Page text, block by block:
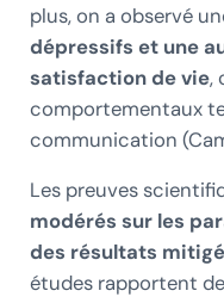
plus, on a observé
dépressifs et une
satisfaction de vie,
comportementaux
communication
Les preuves
modérés sur les
des résultats
études rapportent